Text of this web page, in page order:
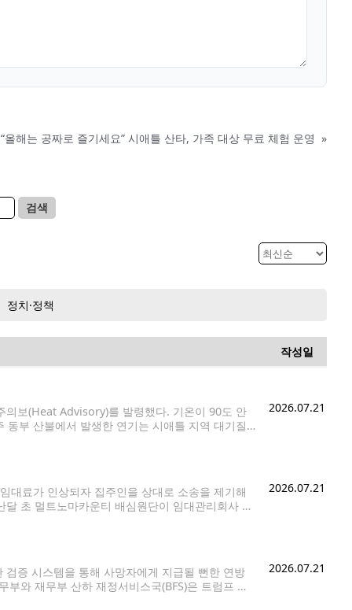
“올해는 공짜로 즐기세요” 시애틀 산타, 가족 대상 무료 체험 운영 »
검색
정치·정책
작성일
보(Heat Advisory)를 발령했다. 기온이 90도 안
부 산불에서 발생한 연기는 시애틀 지역 대기질
2026.07.21
료가 인상되자 집주인을 상대로 소송을 제기해
초 멀트노마카운티 배심원단이 임대관리회사 에
2026.07.21
증 시스템을 통해 사망자에게 지급될 뻔한 연방
와 재무부 산하 재정서비스국(BFS)은 트럼프 대
2026.07.21